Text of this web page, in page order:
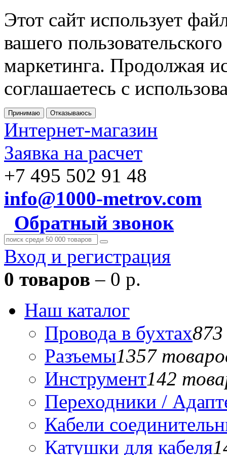
Этот сайт использует
вашего
маркетинга. Продолжая
соглашаетесь с
Принимаю Отказываюсь
Интернет-магазин
Заявка на расчет
+7 495 502 91 48
info@1000-metrov.com
Обратный звонок
Вход и регистрация
0 товаров – 0 р.
Наш каталог
Провода в бухтах
Разъемы1357
Инструмент142
Переходники /
Кабели
Катушки для кабеля